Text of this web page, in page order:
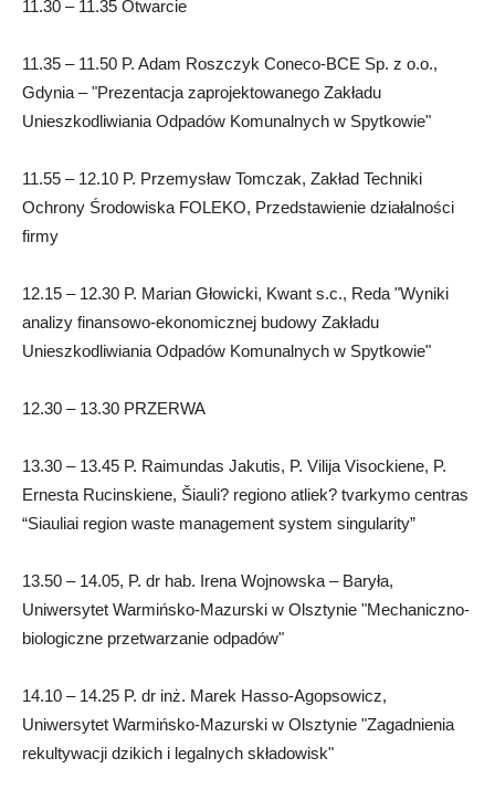
11.30 – 11.35 Otwarcie
11.35 – 11.50 P. Adam Roszczyk Coneco-BCE Sp. z o.o.,
Gdynia – "Prezentacja zaprojektowanego Zakładu
Unieszkodliwiania Odpadów Komunalnych w Spytkowie"
11.55 – 12.10 P. Przemysław Tomczak, Zakład Techniki
Ochrony Środowiska FOLEKO, Przedstawienie działalności
firmy
12.15 – 12.30 P. Marian Głowicki, Kwant s.c., Reda "Wyniki
analizy finansowo-ekonomicznej budowy Zakładu
Unieszkodliwiania Odpadów Komunalnych w Spytkowie"
12.30 – 13.30 PRZERWA
13.30 – 13.45 P. Raimundas Jakutis, P. Vilija Visockiene, P.
Ernesta Rucinskiene, Šiauli? regiono atliek? tvarkymo centras
“Siauliai region waste management system singularity”
13.50 – 14.05, P. dr hab. Irena Wojnowska – Baryła,
Uniwersytet Warmińsko-Mazurski w Olsztynie "Mechaniczno-
biologiczne przetwarzanie odpadów"
14.10 – 14.25 P. dr inż. Marek Hasso-Agopsowicz,
Uniwersytet Warmińsko-Mazurski w Olsztynie "Zagadnienia
rekultywacji dzikich i legalnych składowisk"